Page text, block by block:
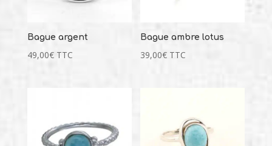
Bague argent
49,00€ TTC
Bague ambre lotus
39,00€ TTC